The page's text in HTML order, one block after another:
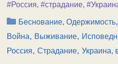
#Россия, #страдание,
Рубрики
Беснование, Одержимость,
Война, Выживание,
Россия, Страдание, Украина,